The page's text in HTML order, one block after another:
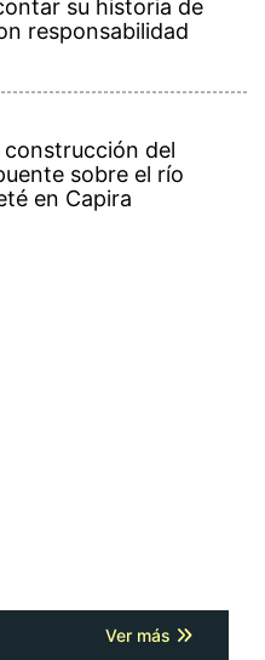
su historia de
responsabilidad
construcción del
sobre el río
en Capira
Ver más